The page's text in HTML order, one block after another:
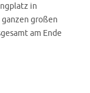
in
großen
am Ende